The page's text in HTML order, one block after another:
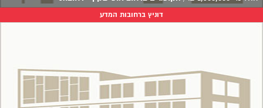
דוניץ ברחובות המדע